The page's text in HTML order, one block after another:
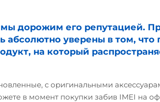
дорожим его репутацией.
уверены в том, что
на который
с оригинальными
в момент покупки забив IMEI на